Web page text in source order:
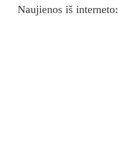
Naujienos iš interneto: